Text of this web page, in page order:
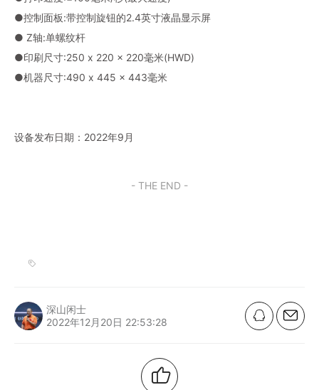
●控制面板:带控制旋钮的2.4英寸液晶显示屏
● Z轴:单螺纹杆
●印刷尺寸:250 x 220 x 220毫米(HWD)
●机器尺寸:490 x 445 x 443毫米
设备发布日期：2022年9月
- THE END -
深山闲士
2022年12月20日 22:53:28